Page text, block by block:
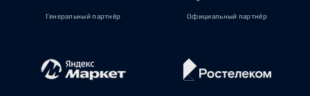
Генеральный партнёр Официальный партнёр